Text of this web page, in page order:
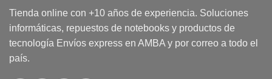
Tienda online con +10 años de experiencia. Soluciones
informáticas, repuestos de notebooks y productos de
tecnología Envíos express en AMBA y por correo a todo el
país.